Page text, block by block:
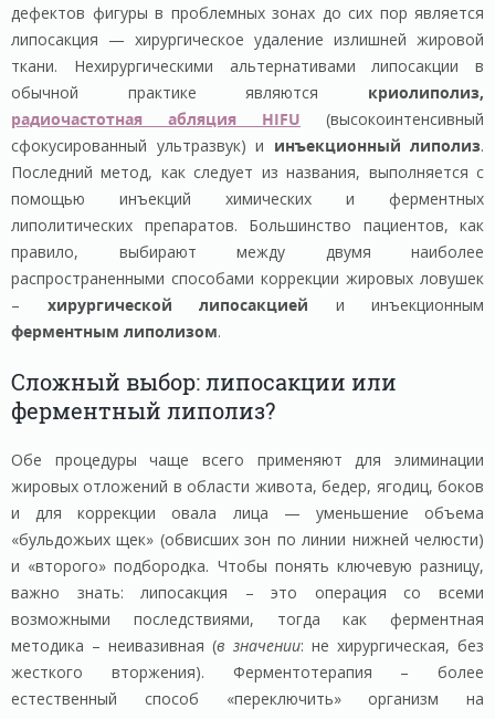
дефектов фигуры в проблемных зонах до сих пор является
липосакция — хирургическое удаление излишней жировой
ткани. Нехирургическими альтернативами липосакции в
обычной практике являются криолиполиз,
радиочастотная абляция HIFU (высокоинтенсивный
сфокусированный ультразвук) и инъекционный липолиз.
Последний метод, как следует из названия, выполняется с
помощью инъекций химических и ферментных
липолитических препаратов. Большинство пациентов, как
правило, выбирают между двумя наиболее
распространенными способами коррекции жировых ловушек
– хирургической липосакцией и инъекционным
ферментным липолизом.
Сложный выбор: липосакции или
ферментный липолиз?
Обе процедуры чаще всего применяют для элиминации
жировых отложений в области живота, бедер, ягодиц, боков
и для коррекции овала лица — уменьшение объема
«бульдожьих щек» (обвисших зон по линии нижней челюсти)
и «второго» подбородка. Чтобы понять ключевую разницу,
важно знать: липосакция – это операция со всеми
возможными последствиями, тогда как ферментная
методика – неивазивная (в значении: не хирургическая, без
жесткого вторжения). Ферментотерапия – более
естественный способ «переключить» организм на